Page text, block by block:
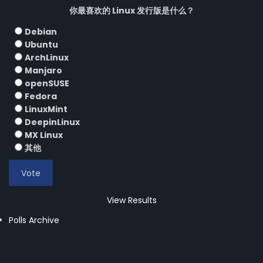
你最喜欢的 Linux 发行版是什么？
Debian
Ubuntu
ArchLinux
Manjaro
openSUSE
Fedora
LinuxMint
DeepinLinux
MX Linux
其他
View Results
Polls Archive